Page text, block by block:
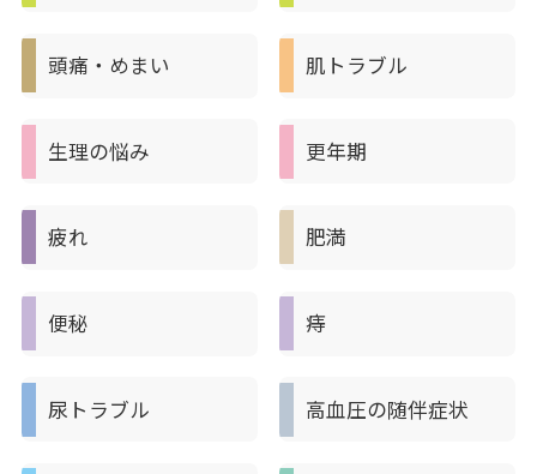
頭痛・めまい 肌トラブル
生理の悩み 更年期
疲れ 肥満
便秘 痔
尿トラブル 高血圧の随伴症状